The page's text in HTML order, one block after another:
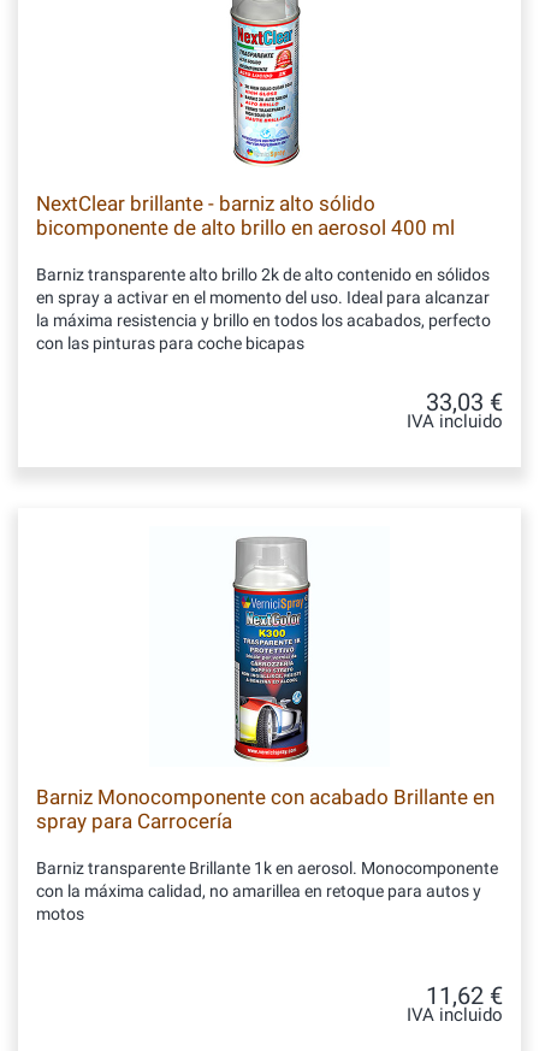
NextClear brillante - barniz alto sólido
bicomponente de alto brillo en aerosol 400 ml
Barniz transparente alto brillo 2k de alto contenido en sólidos
en spray a activar en el momento del uso. Ideal para alcanzar
la máxima resistencia y brillo en todos los acabados, perfecto
con las pinturas para coche bicapas
33,03 €
IVA incluido
Barniz Monocomponente con acabado Brillante en
spray para Carrocería
Barniz transparente Brillante 1k en aerosol. Monocomponente
con la máxima calidad, no amarillea en retoque para autos y
motos
11,62 €
IVA incluido